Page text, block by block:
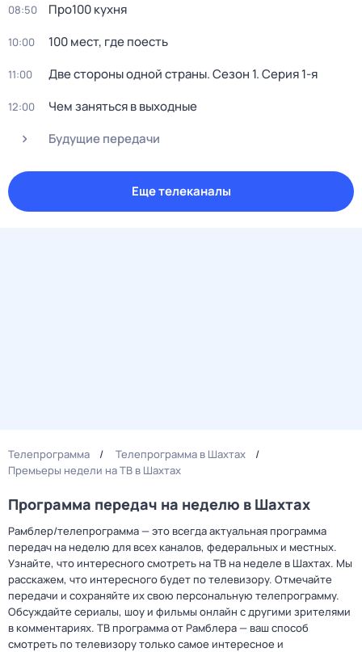
08:50 Пpo100 кухня
10:00 100 мест, где поесть
11:00 Две стороны одной страны. Сезон 1. Серия 1-я
12:00
Чем заняться в выходные
Будущие передачи
Еще телеканалы
Телепрограмма
Телепрограмма в Шахтах
Премьеры недели на ТВ в Шахтах
Программа передач на неделю в Шахтах
Рамблер/телепрограмма — это всегда актуальная программа
передач на неделю для всех каналов, федеральных и местных.
Узнайте, что интересного смотреть на ТВ на неделе в Шахтах. Мы
расскажем, что интересного будет по телевизору. Отмечайте
передачи и сохраняйте их свою персональную телепрограмму.
Обсуждайте сериалы, шоу и фильмы онлайн с другими зрителями
в комментариях. ТВ программа от Рамблера — ваш способ
смотреть по телевизору только самое интересное и